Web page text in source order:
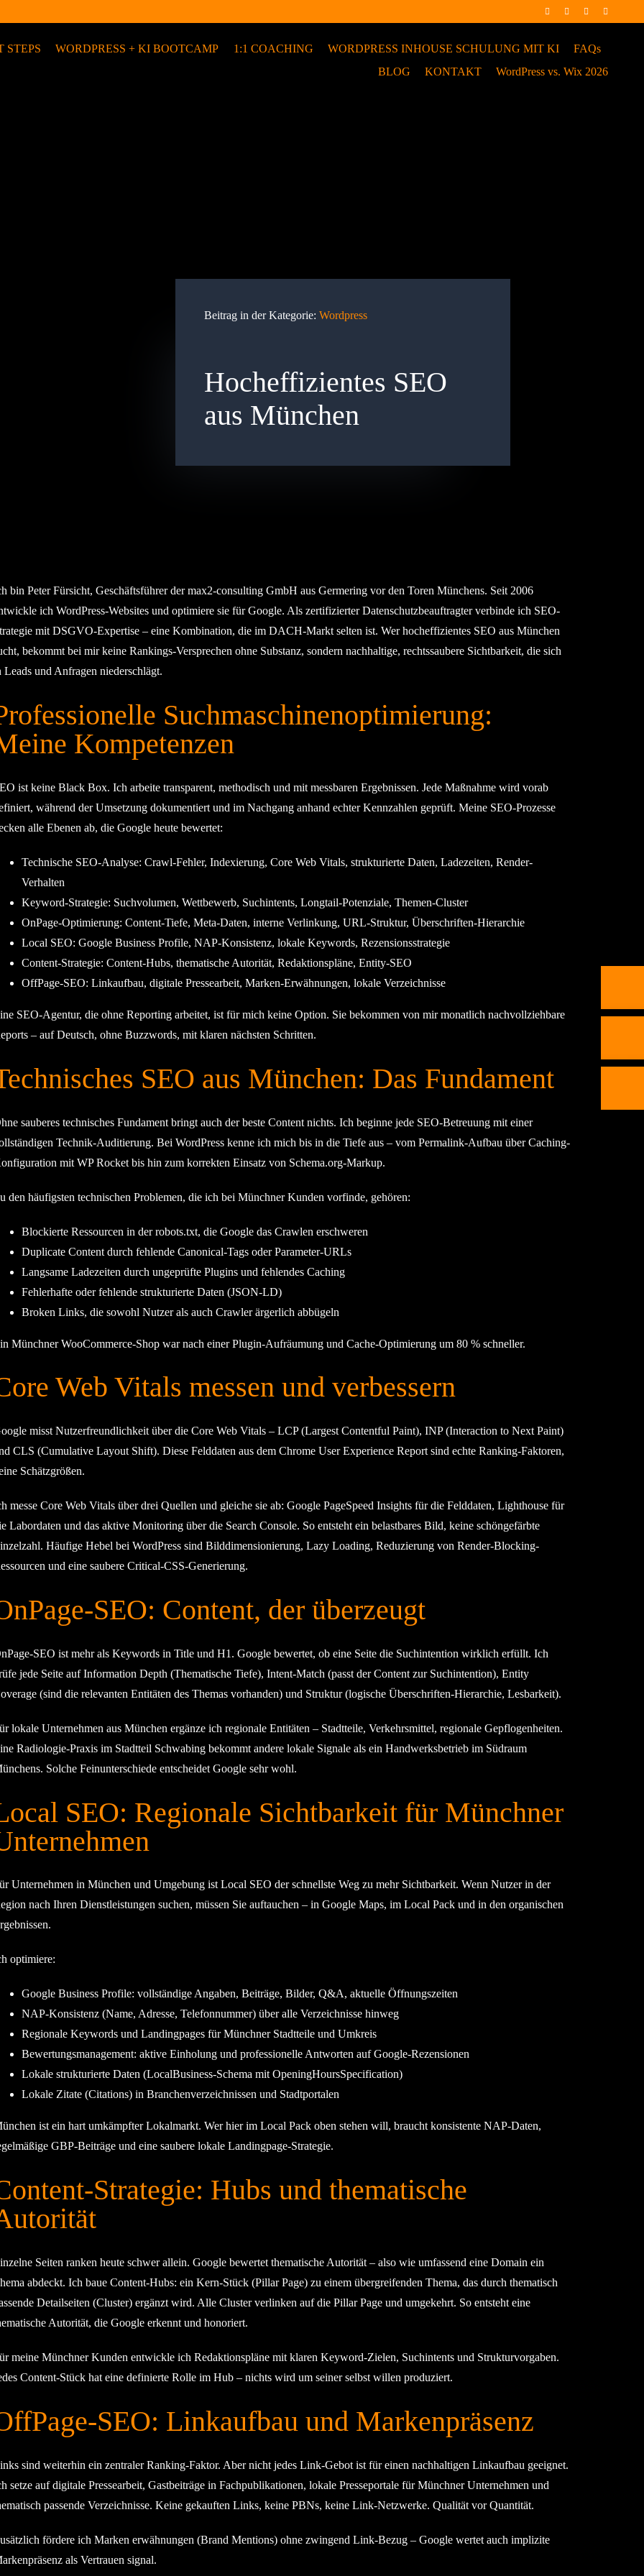
STEPS WORDPRESS + KI BOOTCAMP 1:1 COACHING WORDPRESS INHOUSE SCHULUNG MIT KI
FAQs
BLOG
KONTAKT WordPress vs. Wix 2026
Beitrag in der Kategorie:Wordpress
Hocheffizientes SEO
aus München
bin Peter Fürsicht, Geschäftsführer der max2-consulting GmbH aus Germering vor den Toren Münchens. Seit 2006
ich WordPress-Websites und optimiere sie für Google. Als zertifizierter Datenschutzbeauftragter verbinde ich SEO-
mit DSGVO-Expertise – eine Kombination, die im DACH-Markt selten ist. Wer hocheffizientes SEO aus München
bekommt bei mir keine Rankings-Versprechen ohne Substanz, sondern nachhaltige, rechtssaubere Sichtbarkeit, die sich
Leads und Anfragen niederschlägt.
Suchmaschinenoptimierung:
Kompetenzen
ist keine Black Box. Ich arbeite transparent, methodisch und mit messbaren Ergebnissen. Jede Maßnahme wird vorab
während der Umsetzung dokumentiert und im Nachgang anhand echter Kennzahlen geprüft. Meine SEO-Prozesse
alle Ebenen ab, die Google heute bewertet:
Technische SEO-Analyse: Crawl-Fehler, Indexierung, Core Web Vitals, strukturierte Daten, Ladezeiten, Render-
Verhalten
Keyword-Strategie: Suchvolumen, Wettbewerb, Suchintents, Longtail-Potenziale, Themen-Cluster
OnPage-Optimierung: Content-Tiefe, Meta-Daten, interne Verlinkung, URL-Struktur, Überschriften-Hierarchie
Local SEO: Google Business Profile, NAP-Konsistenz, lokale Keywords, Rezensionsstrategie
Content-Strategie: Content-Hubs, thematische Autorität, Redaktionspläne, Entity-SEO
OffPage-SEO: Linkaufbau, digitale Pressearbeit, Marken-Erwähnungen, lokale Verzeichnisse
SEO-Agentur, die ohne Reporting arbeitet, ist für mich keine Option. Sie bekommen von mir monatlich nachvollziehbare
– auf Deutsch, ohne Buzzwords, mit klaren nächsten Schritten.
SEO aus München: Das Fundament
sauberes technisches Fundament bringt auch der beste Content nichts. Ich beginne jede SEO-Betreuung mit einer
Technik-Auditierung. Bei WordPress kenne ich mich bis in die Tiefe aus – vom Permalink-Aufbau über Caching-
mit WP Rocket bis hin zum korrekten Einsatz von Schema.org-Markup.
den häufigsten technischen Problemen, die ich bei Münchner Kunden vorfinde, gehören:
Blockierte Ressourcen in der robots.txt, die Google das Crawlen erschweren
Duplicate Content durch fehlende Canonical-Tags oder Parameter-URLs
Langsame Ladezeiten durch ungeprüfte Plugins und fehlendes Caching
Fehlerhafte oder fehlende strukturierte Daten (JSON-LD)
Broken Links, die sowohl Nutzer als auch Crawler ärgerlich abbügeln
Münchner WooCommerce-Shop war nach einer Plugin-Aufräumung und Cache-Optimierung um 80 % schneller.
Web Vitals messen und verbessern
misst Nutzerfreundlichkeit über die Core Web Vitals – LCP (Largest Contentful Paint), INP (Interaction to Next Paint)
CLS (Cumulative Layout Shift). Diese Felddaten aus dem Chrome User Experience Report sind echte Ranking-Faktoren,
Schätzgrößen.
messe Core Web Vitals über drei Quellen und gleiche sie ab: Google PageSpeed Insights für die Felddaten, Lighthouse für
Labordaten und das aktive Monitoring über die Search Console. So entsteht ein belastbares Bild, keine schöngefärbte
Häufige Hebel bei WordPress sind Bilddimensionierung, Lazy Loading, Reduzierung von Render-Blocking-
und eine saubere Critical-CSS-Generierung.
SEO: Content, der überzeugt
SEO ist mehr als Keywords in Title und H1. Google bewertet, ob eine Seite die Suchintention wirklich erfüllt. Ich
jede Seite auf Information Depth (Thematische Tiefe), Intent-Match (passt der Content zur Suchintention), Entity
(sind die relevanten Entitäten des Themas vorhanden) und Struktur (logische Überschriften-Hierarchie, Lesbarkeit).
lokale Unternehmen aus München ergänze ich regionale Entitäten – Stadtteile, Verkehrsmittel, regionale Gepflogenheiten.
Radiologie-Praxis im Stadtteil Schwabing bekommt andere lokale Signale als ein Handwerksbetrieb im Südraum
Solche Feinunterschiede entscheidet Google sehr wohl.
SEO: Regionale Sichtbarkeit für Münchner
Unternehmen in München und Umgebung ist Local SEO der schnellste Weg zu mehr Sichtbarkeit. Wenn Nutzer in der
nach Ihren Dienstleistungen suchen, müssen Sie auftauchen – in Google Maps, im Local Pack und in den organischen
optimiere:
Google Business Profile: vollständige Angaben, Beiträge, Bilder, Q&A, aktuelle Öffnungszeiten
NAP-Konsistenz (Name, Adresse, Telefonnummer) über alle Verzeichnisse hinweg
Regionale Keywords und Landingpages für Münchner Stadtteile und Umkreis
Bewertungsmanagement: aktive Einholung und professionelle Antworten auf Google-Rezensionen
Lokale strukturierte Daten (LocalBusiness-Schema mit OpeningHoursSpecification)
Lokale Zitate (Citations) in Branchenverzeichnissen und Stadtportalen
ist ein hart umkämpfter Lokalmarkt. Wer hier im Local Pack oben stehen will, braucht konsistente NAP-Daten,
GBP-Beiträge und eine saubere lokale Landingpage-Strategie.
Strategie: Hubs und thematische
Seiten ranken heute schwer allein. Google bewertet thematische Autorität – also wie umfassend eine Domain ein
abdeckt. Ich baue Content-Hubs: ein Kern-Stück (Pillar Page) zu einem übergreifenden Thema, das durch thematisch
Detailseiten (Cluster) ergänzt wird. Alle Cluster verlinken auf die Pillar Page und umgekehrt. So entsteht eine
Autorität, die Google erkennt und honoriert.
meine Münchner Kunden entwickle ich Redaktionspläne mit klaren Keyword-Zielen, Suchintents und Strukturvorgaben.
Content-Stück hat eine definierte Rolle im Hub – nichts wird um seiner selbst willen produziert.
SEO: Linkaufbau und Markenpräsenz
sind weiterhin ein zentraler Ranking-Faktor. Aber nicht jedes Link-Gebot ist für einen nachhaltigen Linkaufbau geeignet.
setze auf digitale Pressearbeit, Gastbeiträge in Fachpublikationen, lokale Presseportale für Münchner Unternehmen und
passende Verzeichnisse. Keine gekauften Links, keine PBNs, keine Link-Netzwerke. Qualität vor Quantität.
fördere ich Marken erwähnungen (Brand Mentions) ohne zwingend Link-Bezug – Google wertet auch implizite
als Vertrauen signal.